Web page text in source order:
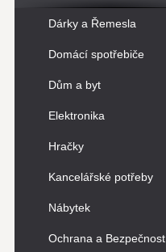
Dárky a Řemesla
Domácí spotřebiče
Dům a byt
Elektronika
Hračky
Kancelářské potřeby
Nábytek
Ochrana a Bezpečnost